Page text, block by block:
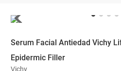
Serum Facial Antiedad Vichy
Epidermic Filler
Vichy